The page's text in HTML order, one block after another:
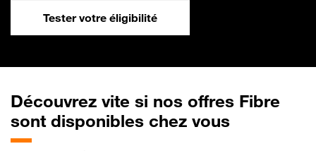
Tester votre éligibilité
Découvrez vite si nos offres Fibre
sont disponibles chez vous